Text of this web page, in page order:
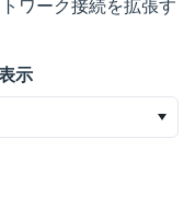
ワーク接続を拡張す
示